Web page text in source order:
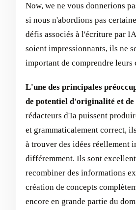
Now, we ne vous donnerions
si nous n'abordions pas
défis associés à l'écriture par
soient impressionnants, ils ne
important de comprendre leurs
L'une des principales
de potentiel d'originalité et
rédacteurs d'Ia puissent
et grammaticalement correct,
à trouver des idées réellement
différemment. Ils sont
recombiner des informations
création de concepts
encore en grande partie du